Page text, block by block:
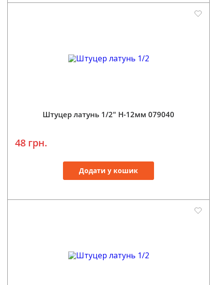
Штуцер латунь 1/2" Н-12мм 079040
48 грн.
Додати у кошик